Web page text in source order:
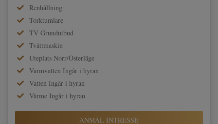
Renhållning
Torktumlare
TV Grundutbud
Tvättmaskin
Uteplats Norr/Österläge
Varmvatten Ingår i hyran
Vatten Ingår i hyran
Värme Ingår i hyran
ANMÄL INTRESSE